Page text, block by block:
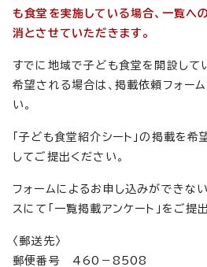
も食堂を実施している場合、一覧へ
消とさせていただきます。
すでに地域で子ども食堂を開設して
希望される場合は、掲載依頼フォー
い。
「子ども食堂紹介シート」の掲載を
してご提出ください。
フォームによるお申し込みができな
スにて「一覧掲載アンケート」をご提
〈郵送先〉
郵便番号 460－8508